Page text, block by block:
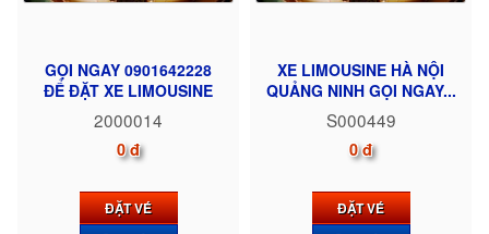
GỌI NGAY 0901642228
ĐỂ ĐẶT XE LIMOUSINE
2000014
0 đ
ĐẶT VÉ
XE LIMOUSINE HÀ NỘI
QUẢNG NINH GỌI NGAY...
S000449
0 đ
ĐẶT VÉ